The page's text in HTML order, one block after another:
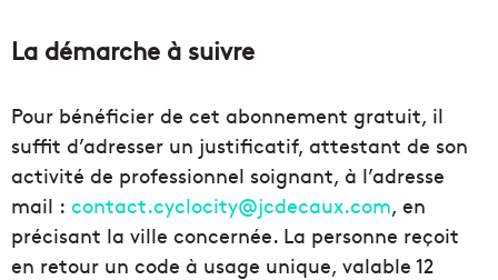
La démarche à suivre
Pour bénéficier de cet abonnement gratuit, il
suffit d’adresser un justificatif, attestant de son
activité de professionnel soignant, à l’adresse
mail : contact.cyclocity@jcdecaux.com, en
précisant la ville concernée. La personne reçoit
en retour un code à usage unique, valable 12